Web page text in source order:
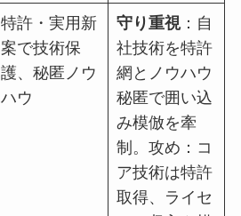
特許・実用新
案で技術保
護、秘匿ノウ
ハウ
守り重視：自
社技術を特許
網とノウハウ
秘匿で囲い込
み模倣を牽
制。攻め：コ
ア技術は特許
取得、ライセ